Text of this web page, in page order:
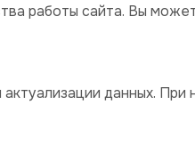
работы сайта. Вы
данных.